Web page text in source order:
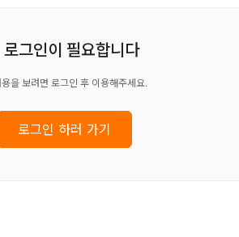
로그인이 필요합니다
용을 보려면 로그인 후 이용해주세요.
로그인 하러 가기